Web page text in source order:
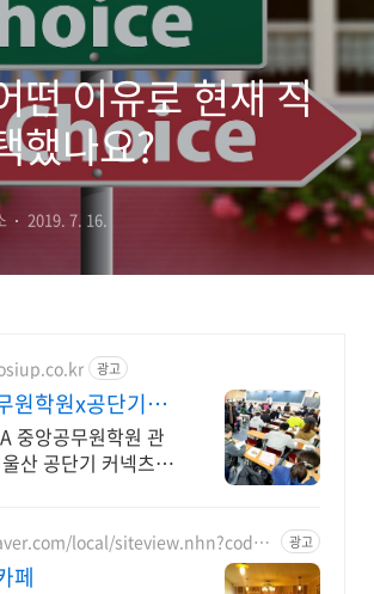
떤 이유로 현재 직
했나요?
2019. 7. 16.
광고
원학원x공단기독
관리집중형 시스
중앙공무원학원 관
산 공단기 커넥츠
local/siteview.nhn?code=
광고
페